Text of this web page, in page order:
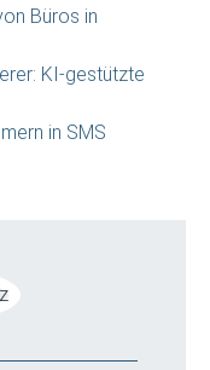
Büros in
KI-gestützte
in SMS